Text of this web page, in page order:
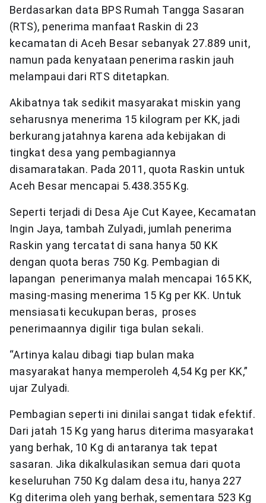
Berdasarkan data BPS Rumah Tangga Sasaran
(RTS), penerima manfaat Raskin di 23
kecamatan di Aceh Besar sebanyak 27.889 unit,
namun pada kenyataan penerima raskin jauh
melampaui dari RTS ditetapkan.
Akibatnya tak sedikit masyarakat miskin yang
seharusnya menerima 15 kilogram per KK, jadi
berkurang jatahnya karena ada kebijakan di
tingkat desa yang pembagiannya
disamaratakan. Pada 2011, quota Raskin untuk
Aceh Besar mencapai 5.438.355 Kg.
Seperti terjadi di Desa Aje Cut Kayee, Kecamatan
Ingin Jaya, tambah Zulyadi, jumlah penerima
Raskin yang tercatat di sana hanya 50 KK
dengan quota beras 750 Kg. Pembagian di
lapangan penerimanya malah mencapai 165 KK,
masing-masing menerima 15 Kg per KK. Untuk
mensiasati kecukupan beras, proses
penerimaannya digilir tiga bulan sekali.
“Artinya kalau dibagi tiap bulan maka
masyarakat hanya memperoleh 4,54 Kg per KK,”
ujar Zulyadi.
Pembagian seperti ini dinilai sangat tidak efektif.
Dari jatah 15 Kg yang harus diterima masyarakat
yang berhak, 10 Kg di antaranya tak tepat
sasaran. Jika dikalkulasikan semua dari quota
keseluruhan 750 Kg dalam desa itu, hanya 227
Kg diterima oleh yang berhak, sementara 523 Kg